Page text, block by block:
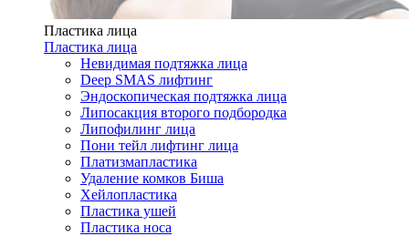
Пластика лица
Пластика лица
Невидимая подтяжка лица
Deep SMAS лифтинг
Эндоскопическая подтяжка лица
Липосакция второго подбородка
Липофилинг лица
Пони тейл лифтинг лица
Платизмапластика
Удаление комков Биша
Хейлопластика
Пластика ушей
Пластика носа